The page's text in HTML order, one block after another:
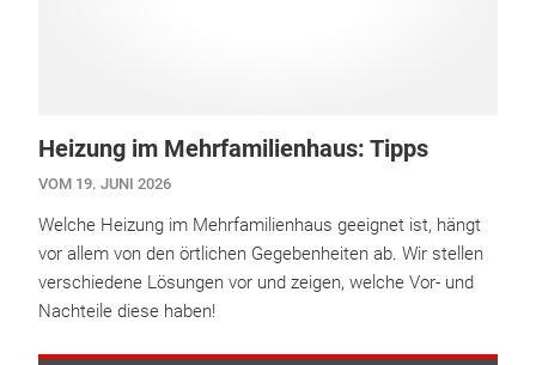
Heizung im Mehrfamilienhaus: Tipps
VOM 19. JUNI 2026
Welche Heizung im Mehrfamilienhaus geeignet ist, hängt
vor allem von den örtlichen Gegebenheiten ab. Wir stellen
verschiedene Lösungen vor und zeigen, welche Vor- und
Nachteile diese haben!